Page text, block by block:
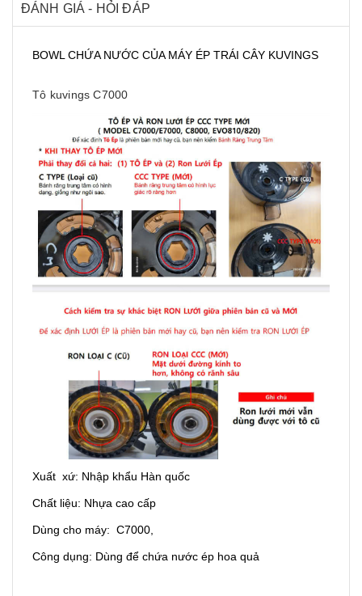
ĐÁNH GIÁ - HỎI ĐÁP
BOWL CHỨA NƯỚC CỦA MÁY ÉP TRÁI CÂY KUVINGS
Tô kuvings C7000
Xuất xứ: Nhập khẩu Hàn quốc
Chất liệu: Nhựa cao cấp
Dùng cho máy: C7000,
Công dụng: Dùng để chứa nước ép hoa quả